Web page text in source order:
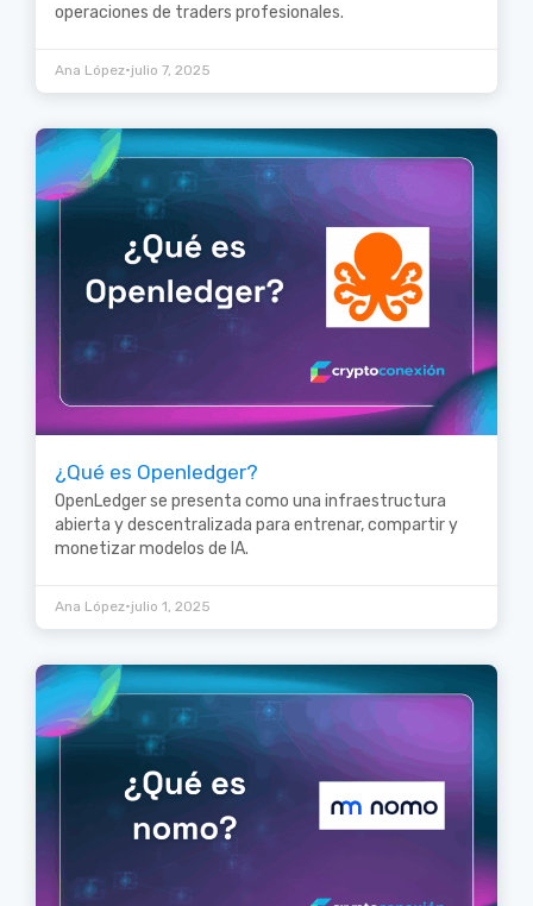
operaciones de traders profesionales.
Ana López•julio 7, 2025
¿Qué es Openledger?
OpenLedger se presenta como una infraestructura
abierta y descentralizada para entrenar, compartir y
monetizar modelos de IA.
Ana López•julio 1, 2025